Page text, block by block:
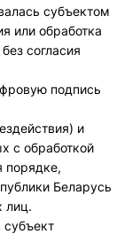
субъектом
или обработка
согласия
подпись
и
с обработкой
порядке,
Беларусь
лиц.